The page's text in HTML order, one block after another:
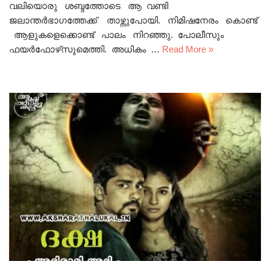
വലിയൊരു ശബ്ദത്തോടെ ആ വണ്ടി
ജലാന്തർഭാഗത്തേക്ക് താഴ്ന്നുപോയി. നിമിഷനേരം കൊണ്ട്
ആളുകളെക്കൊണ്ട് പാലം നിറഞ്ഞു. പോലീസും
ഫയർഫോഴ്‌സുമെത്തി. അധികം … Read More »